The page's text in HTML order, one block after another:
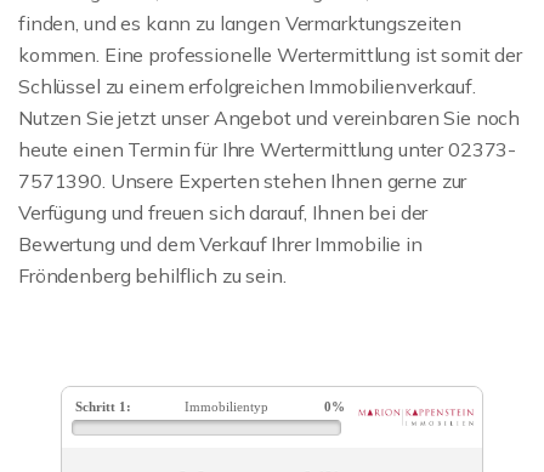
finden, und es kann zu langen Vermarktungszeiten
kommen. Eine professionelle Wertermittlung ist somit der
Schlüssel zu einem erfolgreichen Immobilienverkauf.
Nutzen Sie jetzt unser Angebot und vereinbaren Sie noch
heute einen Termin für Ihre Wertermittlung unter 02373-
7571390. Unsere Experten stehen Ihnen gerne zur
Verfügung und freuen sich darauf, Ihnen bei der
Bewertung und dem Verkauf Ihrer Immobilie in
Fröndenberg behilflich zu sein.